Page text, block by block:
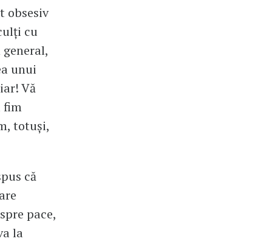
obsesiv
cu
unui
Vă
fim
totuși,
că
pace,
la